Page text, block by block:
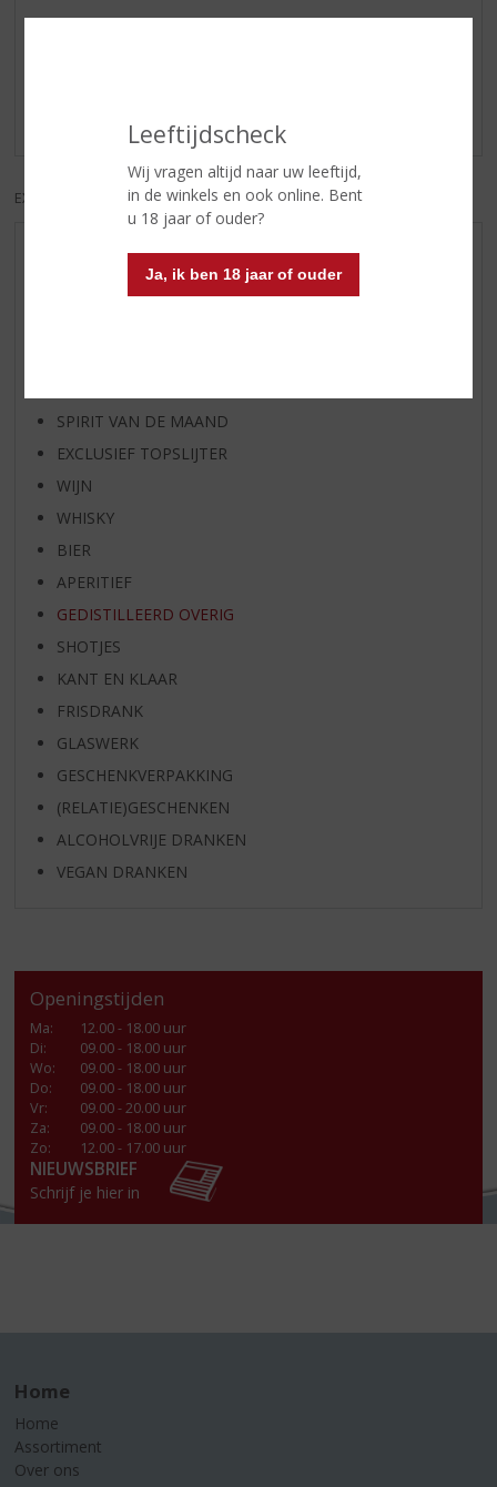
Leeftijdscheck
Wij vragen altijd naar uw leeftijd,
in de winkels en ook online. Bent
u 18 jaar of ouder?
Ja, ik ben 18 jaar of ouder
Er zijn nog geen reviews geplaatst voor dit product
EXCL. BTW INCL. BTW
AANBIEDINGEN
WIJN VAN DE MAAND
SPIRIT VAN DE MAAND
EXCLUSIEF TOPSLIJTER
WIJN
WHISKY
BIER
APERITIEF
GEDISTILLEERD OVERIG
SHOTJES
KANT EN KLAAR
FRISDRANK
GLASWERK
GESCHENKVERPAKKING
(RELATIE)GESCHENKEN
ALCOHOLVRIJE DRANKEN
VEGAN DRANKEN
Openingstijden
Ma:
12.00 - 18.00 uur
Di:
09.00 - 18.00 uur
Wo:
09.00 - 18.00 uur
Do:
09.00 - 18.00 uur
Vr:
09.00 - 20.00 uur
Za:
09.00 - 18.00 uur
Zo:
12.00 - 17.00 uur
NIEUWSBRIEF
Schrijf je hier in
Home
Home
Assortiment
Over ons